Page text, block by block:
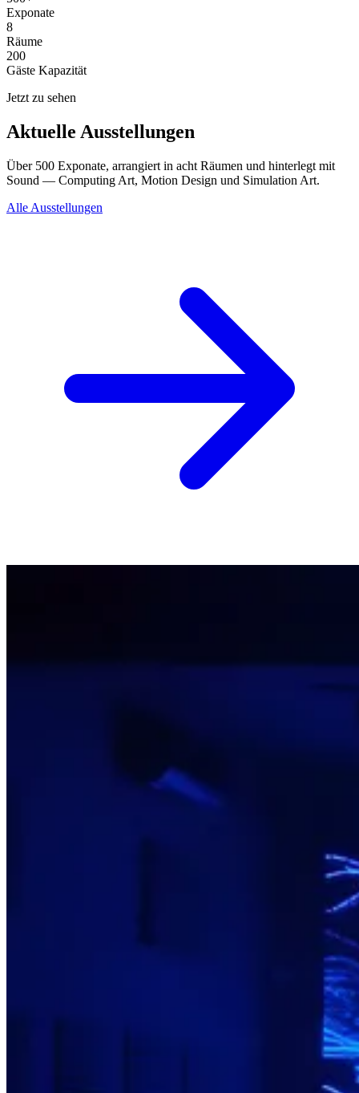
Exponate
8
Räume
200
Gäste Kapazität
Jetzt zu sehen
Aktuelle Ausstellungen
Über 500 Exponate, arrangiert in acht Räumen und hinterlegt mit
Sound — Computing Art, Motion Design und Simulation Art.
Alle Ausstellungen